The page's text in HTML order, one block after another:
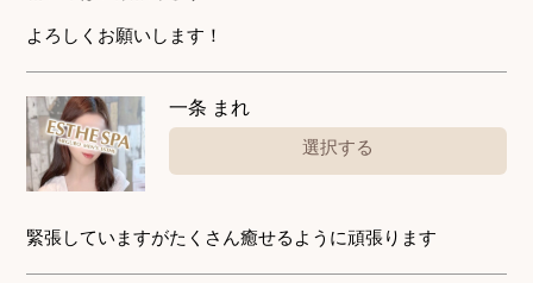
よろしくお願いします！
緊張していますがたくさん癒せるように頑張ります
一条 まれ
選択する